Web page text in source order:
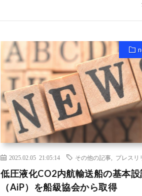
2025.02.05 21:05:14 その他の記事 プレスリ
低圧液化CO2内航輸送船の基本
（AiP）を船級協会から取得